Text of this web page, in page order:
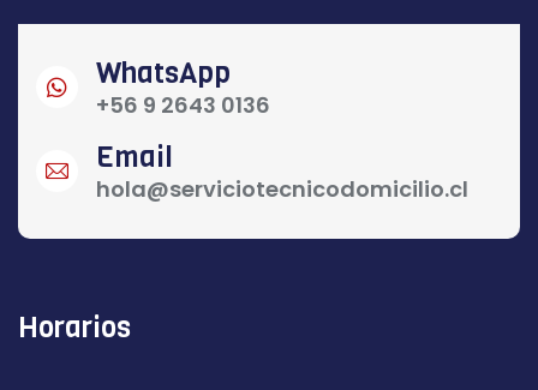
WhatsApp
+56 9 2643 0136
Email
hola@serviciotecnicodomicilio.cl
Horarios